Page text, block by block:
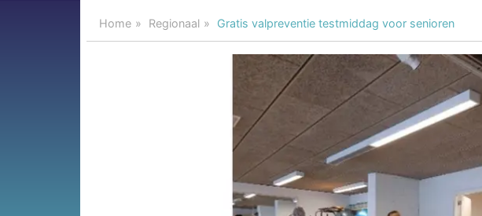
Home Regionaal Gratis valpreventie testmiddag voor senioren